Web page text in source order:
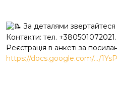
За деталями
Контакти: тел.
Реєстрація в анкеті за
https://docs.google.com/…/